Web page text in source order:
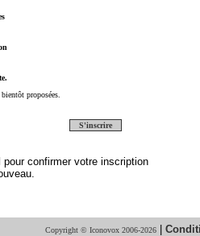
proposées.
S'inscrire
confirmer votre inscription
Copyright © Iconovox 2006-2026 |